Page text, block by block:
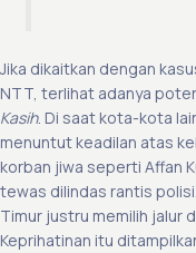
Jika dikaitkan dengan
NTT, terlihat adanya
Kasih. Di saat kota-kota
menuntut keadilan atas
korban jiwa seperti Affan
tewas dilindas rantis
Timur justru memilih jalur
Keprihatinan itu